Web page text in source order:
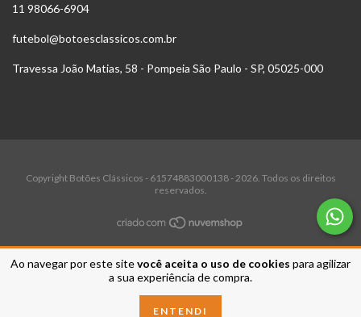
Ao navegar por este sitevocê aceita o uso de cookies para agilizar
a sua experiência de compra.
ENTENDI
11 98066-6904
futebol@botoesclassicos.com.br
Travessa João Matias, 58 - Pompeia São Paulo - SP, 05025-000
Copyright Botões Clássicos - 61574883000138 - 2026. Todos os direitos
reservados.